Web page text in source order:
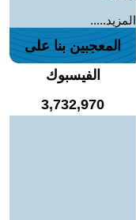
المزيد.....
المعجبين بنا على
الفيسبوك
3,732,970